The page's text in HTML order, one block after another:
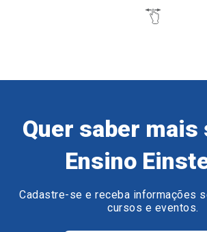
Quer saber mais
Ensino
Cadastre-se e receba informações
cursos e eventos.